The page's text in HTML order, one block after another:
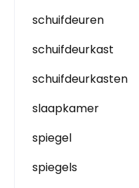
schuifdeuren
schuifdeurkast
schuifdeurkasten
slaapkamer
spiegel
spiegels